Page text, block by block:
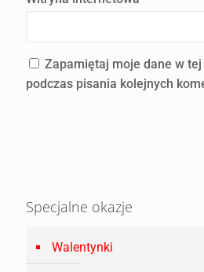
Zapamiętaj moje dane w
podczas pisania kolejnych
Specjalne okazje
Walentynki